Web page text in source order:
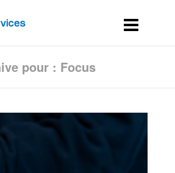
pour : Focus